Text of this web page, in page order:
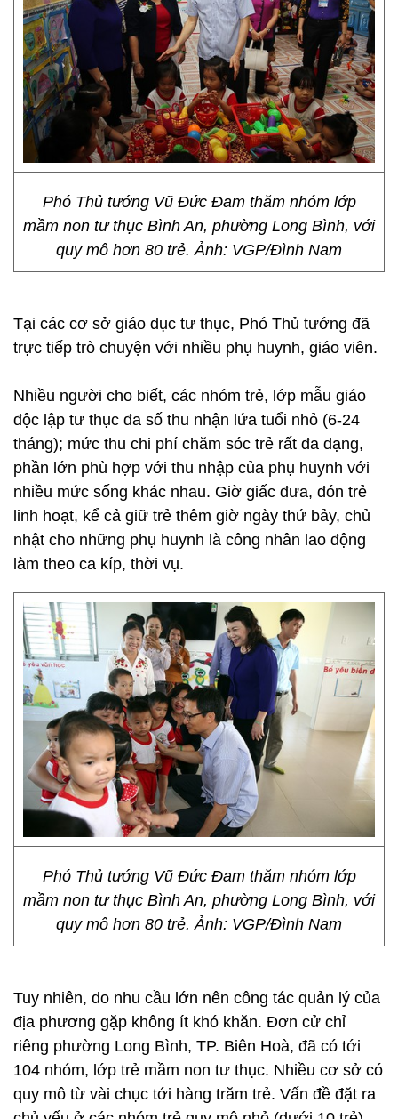
Phó Thủ tướng Vũ Đức Đam thăm nhóm lớp
mầm non tư thục Bình An, phường Long Bình, với
quy mô hơn 80 trẻ. Ảnh: VGP/Đình Nam
Tại các cơ sở giáo dục tư thục, Phó Thủ tướng đã
trực tiếp trò chuyện với nhiều phụ huynh, giáo viên.
Nhiều người cho biết, các nhóm trẻ, lớp mẫu giáo
độc lập tư thục đa số thu nhận lứa tuổi nhỏ (6-24
tháng); mức thu chi phí chăm sóc trẻ rất đa dạng,
phần lớn phù hợp với thu nhập của phụ huynh với
nhiều mức sống khác nhau. Giờ giấc đưa, đón trẻ
linh hoạt, kể cả giữ trẻ thêm giờ ngày thứ bảy, chủ
nhật cho những phụ huynh là công nhân lao động
làm theo ca kíp, thời vụ.
Phó Thủ tướng Vũ Đức Đam thăm nhóm lớp
mầm non tư thục Bình An, phường Long Bình, với
quy mô hơn 80 trẻ. Ảnh: VGP/Đình Nam
Tuy nhiên, do nhu cầu lớn nên công tác quản lý của
địa phương gặp không ít khó khăn. Đơn cử chỉ
riêng phường Long Bình, TP. Biên Hoà, đã có tới
104 nhóm, lớp trẻ mầm non tư thục. Nhiều cơ sở có
quy mô từ vài chục tới hàng trăm trẻ. Vấn đề đặt ra